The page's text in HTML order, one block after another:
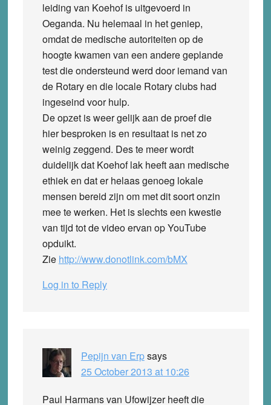
leiding van Koehof is uitgevoerd in
Oeganda. Nu helemaal in het geniep,
omdat de medische autoriteiten op de
hoogte kwamen van een andere geplande
test die ondersteund werd door iemand van
de Rotary en die locale Rotary clubs had
ingeseind voor hulp.
De opzet is weer gelijk aan de proef die
hier besproken is en resultaat is net zo
weinig zeggend. Des te meer wordt
duidelijk dat Koehof lak heeft aan medische
ethiek en dat er helaas genoeg lokale
mensen bereid zijn om met dit soort onzin
mee te werken. Het is slechts een kwestie
van tijd tot de video ervan op YouTube
opduikt.
Zie http://www.donotlink.com/bMX
Log in to Reply
Pepijn van Erpsays
25 October 2013 at 10:26
Paul Harmans van Ufowijzer heeft die